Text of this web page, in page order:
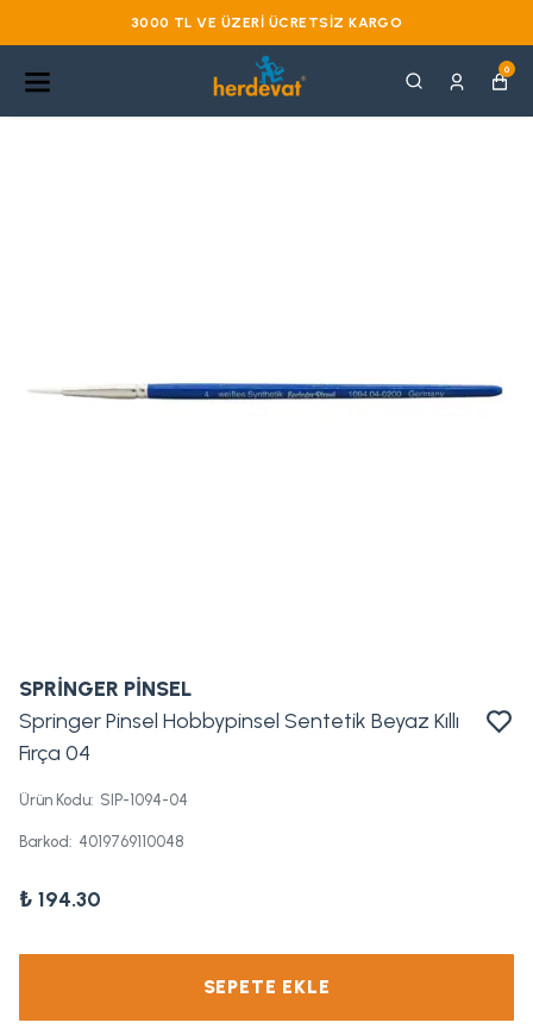
3000 TL VE ÜZERI ÜCRETSIZ KARGO
0
SPRİNGER PİNSEL
Springer Pinsel Hobbypinsel Sentetik Beyaz Kıllı
Fırça 04
Ürün Kodu: SIP-1094-04
Barkod: 4019769110048
₺ 194.30
SEPETE EKLE